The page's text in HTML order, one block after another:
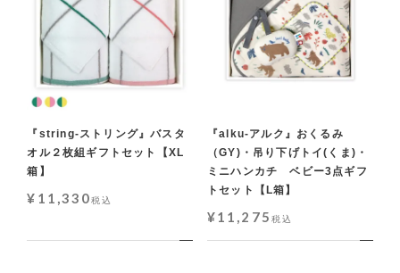
『string-ストリング』バスタ
オル２枚組ギフトセット【XL
箱】
¥ 11,330税込
『alku-アルク』おくるみ
（GY)・吊り下げトイ(くま)・
ミニハンカチ ベビー3点ギフ
トセット【L箱】
¥11,275 税込